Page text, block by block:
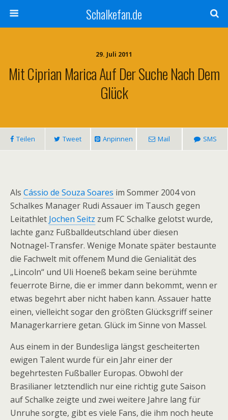
Schalkefan.de
29. Juli 2011
Mit Ciprian Marica Auf Der Suche Nach Dem
Glück
Teilen Tweet Anpinnen Mail SMS
Als Cássio de Souza Soares im Sommer 2004 von
Schalkes Manager Rudi Assauer im Tausch gegen
Leitathlet Jochen Seitz zum FC Schalke gelotst wurde,
lachte ganz Fußballdeutschland über diesen
Notnagel-Transfer. Wenige Monate später bestaunte
die Fachwelt mit offenem Mund die Genialität des
„Lincoln“ und Uli Hoeneß bekam seine berühmte
feuerrote Birne, die er immer dann bekommt, wenn er
etwas begehrt aber nicht haben kann. Assauer hatte
einen, vielleicht sogar den größten Glücksgriff seiner
Managerkarriere getan. Glück im Sinne von Massel.
Aus einem in der Bundesliga längst gescheiterten
ewigen Talent wurde für ein Jahr einer der
begehrtesten Fußballer Europas. Obwohl der
Brasilianer letztendlich nur eine richtig gute Saison
auf Schalke zeigte und zwei weitere Jahre lang für
Unruhe sorgte, gibt es viele Fans, die ihm noch heute